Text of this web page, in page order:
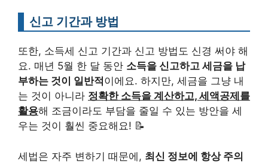
신고 기간과 방법
또한, 소득세 신고 기간과 신고 방법도 신경 써야 해
요. 매년 5월 한 달 동안 소득을 신고하고 세금을 납
부하는 것이 일반적 이에요. 하지만, 세금을 그냥 내
는 것이 아니라 정확한 소득을 계산하고, 세액공제를
활용해 조금이라도 부담을 줄일 수 있는 방안을 세
우는 것이 훨씬 중요해요! 📝
세법은 자주 변하기 때문에, 최신 정보에 항상 주의